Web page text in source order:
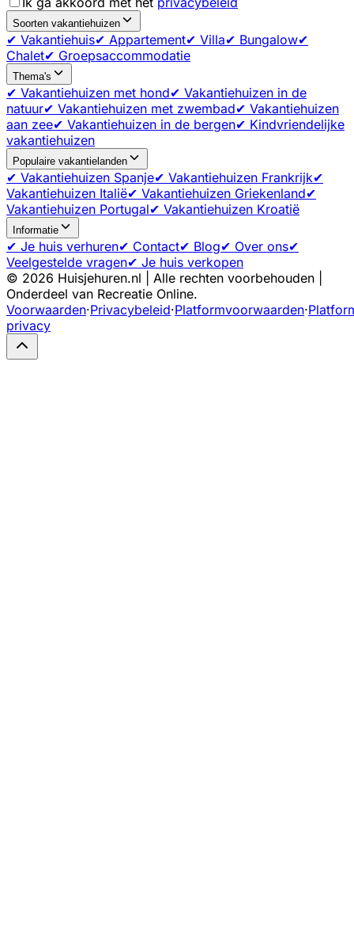
Soorten vakantiehuizen
✔ Vakantiehuis✔ Appartement✔ Villa✔ Bungalow✔
Chalet✔ Groepsaccommodatie
Thema's
✔ Vakantiehuizen met hond✔ Vakantiehuizen in de
natuur✔ Vakantiehuizen met zwembad✔ Vakantiehuizen
aan zee✔ Vakantiehuizen in de bergen✔ Kindvriendelijke
vakantiehuizen
Populaire vakantielanden
✔ Vakantiehuizen Spanje✔ Vakantiehuizen Frankrijk✔
Vakantiehuizen Italië✔ Vakantiehuizen Griekenland✔
Vakantiehuizen Portugal✔ Vakantiehuizen Kroatië
Informatie
✔ Je huis verhuren✔ Contact✔ Blog✔ Over ons✔
Veelgestelde vragen✔ Je huis verkopen
© 2026 Huisjehuren.nl | Alle rechten voorbehouden |
Onderdeel van Recreatie Online.
Voorwaarden·Privacybeleid·Platformvoorwaarden·
privacy